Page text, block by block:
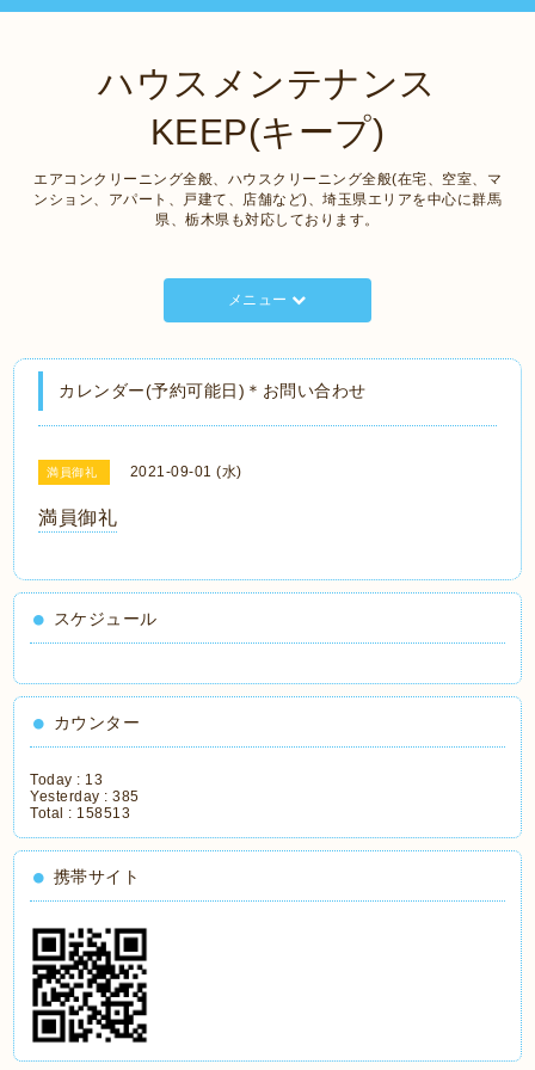
ハウスメンテナンス
KEEP(キープ)
エアコンクリーニング全般、ハウスクリーニング全般(在宅、空室、マ
ンション、アパート、戸建て、店舗など)、埼玉県エリアを中心に群馬
県、栃木県も対応しております。
メニュー
カレンダー(予約可能日)＊お問い合わせ
満員御礼 2021-09-01 (水)
満員御礼
スケジュール
カウンター
Today : 13
Yesterday :385
Total : 158513
携帯サイト